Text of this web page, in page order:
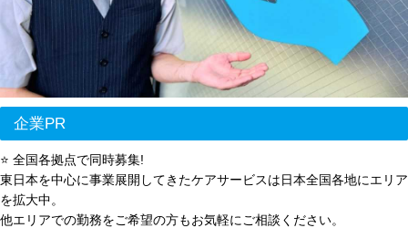
企業PR
⭐ 全国各拠点で同時募集!
東日本を中心に事業展開してきたケアサービスは日本全国各地にエリア
を拡大中。
他エリアでの勤務をご希望の方もお気軽にご相談ください。